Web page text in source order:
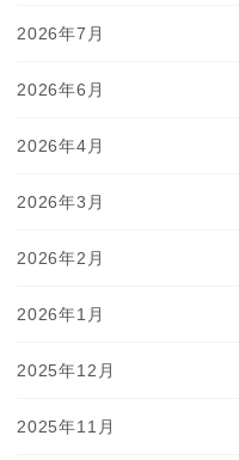
2026年7月
2026年6月
2026年4月
2026年3月
2026年2月
2026年1月
2025年12月
2025年11月